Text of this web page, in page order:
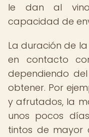
le dan al
capacidad de
La duración de
en contacto
dependiendo
obtener. Por
y afrutados, la
unos pocos
tintos de mayor